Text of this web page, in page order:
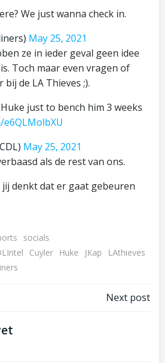
We just wanna check in.
May 25, 2021
ze in ieder geval geen idee
Toch maar even vragen of
de LA Thieves ;).
just to bench him 3 weeks
May 25, 2021
als de rest van ons.
denkt dat er gaat gebeuren
socials
Cuyler Huke JKap
LAthieves
BerichtNext post